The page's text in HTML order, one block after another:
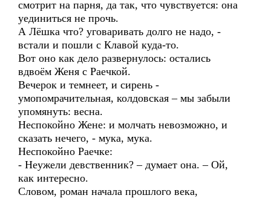
смотрит на парня, да так, что чувствуется: она
уединиться не прочь.
А Лёшка что? уговаривать долго не надо, -
встали и пошли с Клавой куда-то.
Вот оно как дело развернулось: остались
вдвоём Женя с Раечкой.
Вечерок и темнеет, и сирень -
умопомрачительная, колдовская – мы забыли
упомянуть: весна.
Неспокойно Жене: и молчать невозможно, и
сказать нечего, - мука, мука.
Неспокойно Раечке:
- Неужели девственник? – думает она. – Ой,
как интересно.
Словом, роман начала прошлого века,